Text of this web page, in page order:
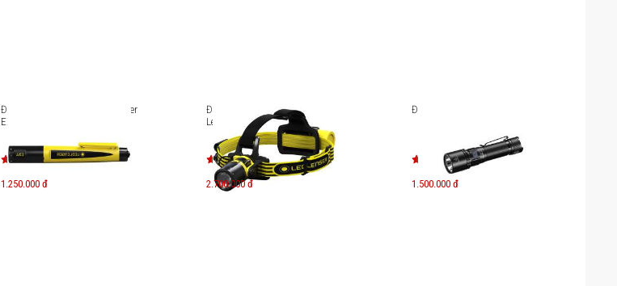
Đèn pin chống cháy nổ Ledlenser
EX4
1.250.000 đ
Đèn pin đội đầu chống cháy nổ
Ledlenser EXH8 Zone 0/20
2.700.000 đ
Đèn pin Fenix C5 Pro
1.500.000 đ